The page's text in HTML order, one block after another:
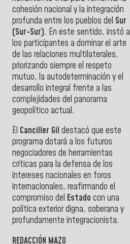
cohesión nacional y la integración
profunda entre los pueblos del Sur
(Sur-Sur). En este sentido, instó a
los participantes a dominar el arte
de las relaciones multilaterales,
priorizando siempre el respeto
mutuo, la autodeterminación y el
desarrollo integral frente a las
complejidades del panorama
geopolítico actual.
El Canciller Gil destacó que este
programa dotará a los futuros
negociadores de herramientas
críticas para la defensa de los
intereses nacionales en foros
internacionales, reafirmando el
compromiso del Estado con una
política exterior digna, soberana y
profundamente integracionista.
REDACCIÓN MAZO